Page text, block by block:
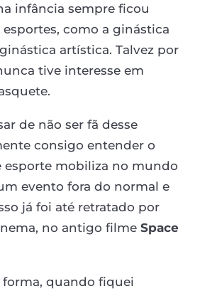
infância sempre ficou
como a ginástica
artística. Talvez por
tive interesse em
de não ser fã desse
consigo entender o
esporte mobiliza no mundo
evento fora do normal e
já foi até retratado por
no antigo filme Space
quando fiquei